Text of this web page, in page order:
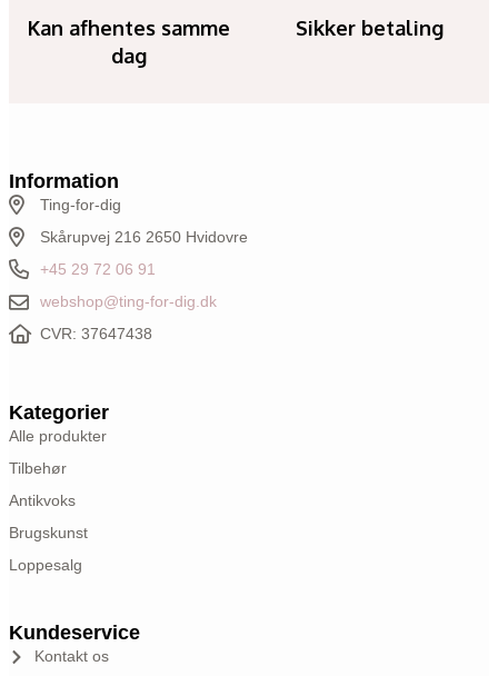
Kan afhentes samme
dag
Sikker betaling
Information
Ting-for-dig
Skårupvej 216 2650 Hvidovre
+45 29 72 06 91
webshop@ting-for-dig.dk
CVR: 37647438
Kategorier
Alle produkter
Tilbehør
Antikvoks
Brugskunst
Loppesalg
Kundeservice
Kontakt os